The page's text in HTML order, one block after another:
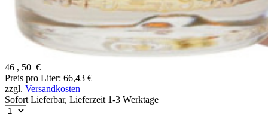
46 , 50 €
Preis pro Liter: 66,43 €
zzgl. Versandkosten
Sofort Lieferbar, Lieferzeit 1-3 Werktage